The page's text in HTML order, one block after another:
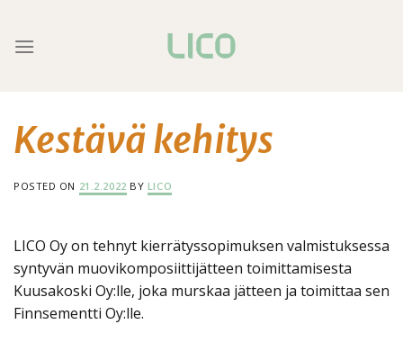
content
Kestävä kehitys
POSTED ON 21.2.2022 BY LICO
LICO Oy on tehnyt kierrätyssopimuksen valmistuksessa
syntyvän muovikomposiittijätteen toimittamisesta
Kuusakoski Oy:lle, joka murskaa jätteen ja toimittaa sen
Finnsementti Oy:lle.